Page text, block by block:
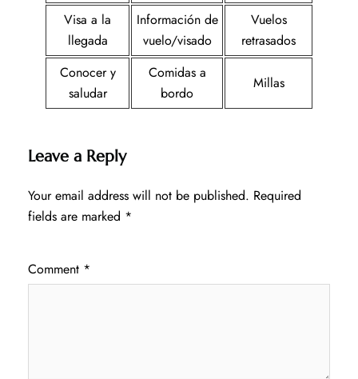
Visa a la
llegada
Información de
vuelo/visado
Vuelos
retrasados
Conocer y
saludar
Comidas a
bordo
Millas
Leave a Reply
Your email address will not be published. Required
fields are marked *
Comment *